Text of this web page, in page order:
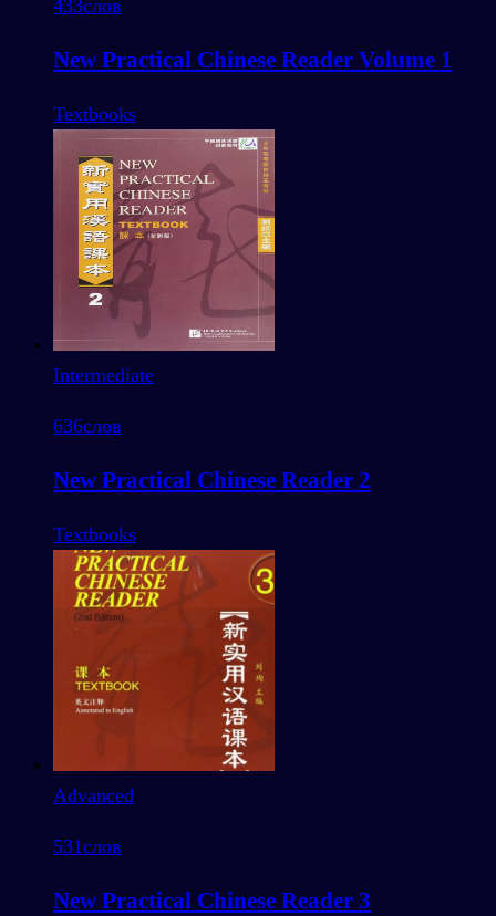
433слов
New Practical Chinese Reader Volume 1
Textbooks
Intermediate
636слов
New Practical Chinese Reader 2
Textbooks
Advanced
531слов
New Practical Chinese Reader 3